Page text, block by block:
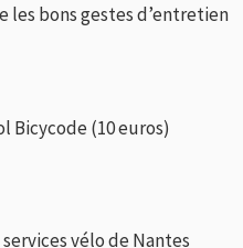
les bons gestes d’entretien
Bicycode (10 euros)
vélo de Nantes